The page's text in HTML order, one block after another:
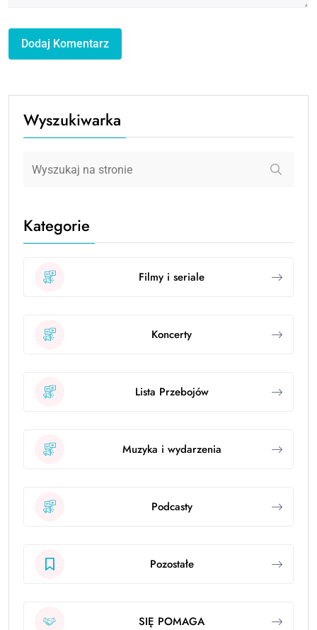
Wyszukiwarka
Kategorie
Filmy i seriale
Koncerty
Lista Przebojów
Muzyka i wydarzenia
Podcasty
Pozostałe
SIĘ POMAGA